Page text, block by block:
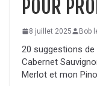
POUR
8 juillet 2025 Bob
20 suggestions
Cabernet
Merlot et mon